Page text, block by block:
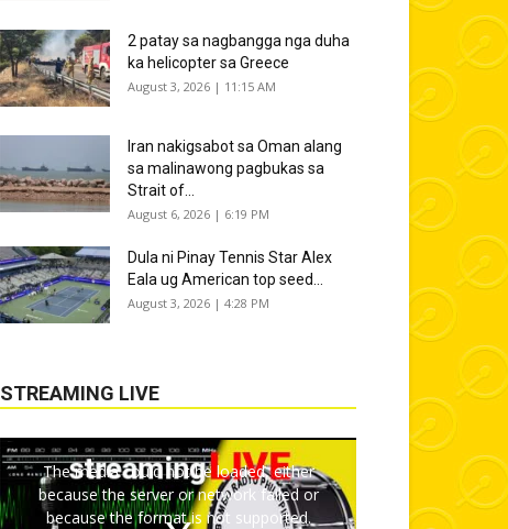
2 patay sa nagbangga nga duha
ka helicopter sa Greece
August 3, 2026 | 11:15 AM
Iran nakigsabot sa Oman alang
sa malinawong pagbukas sa
Strait of...
August 6, 2026 | 6:19 PM
Dula ni Pinay Tennis Star Alex
Eala ug American top seed...
August 3, 2026 | 4:28 PM
STREAMING LIVE
The media could not be loaded, either
because the server or network failed or
because the format is not supported.